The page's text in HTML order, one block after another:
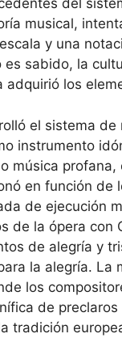
del
musical,
y una
sabido, la
los
el sistema
instrumento
música
en función
de ejecución
de la ópera
de alegría y
la alegría.
los
de
tradición